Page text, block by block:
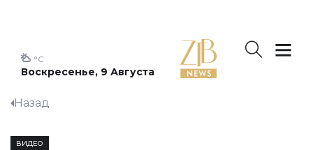
Воскресенье, 9 Августа
°C
Назад
ВИДЕО